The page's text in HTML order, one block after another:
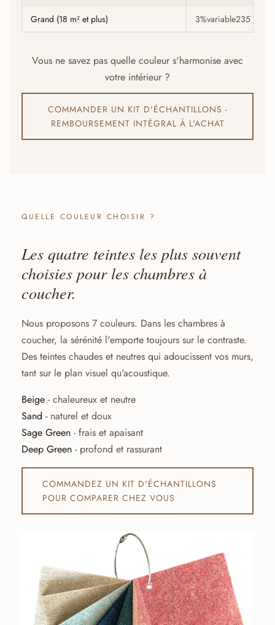
Grand (18 m² et plus) 3%variable235
Vous ne savez pas quelle couleur s'harmonise avec
votre intérieur ?
COMMANDER UN KIT D'ÉCHANTILLONS -
REMBOURSEMENT INTÉGRAL À L'ACHAT
QUELLE COULEUR CHOISIR ?
Les quatre teintes les plus souvent
choisies pour les chambres à
coucher.
Nous proposons 7 couleurs. Dans les chambres à
coucher, la sérénité l'emporte toujours sur le contraste.
Des teintes chaudes et neutres qui adoucissent vos murs,
tant sur le plan visuel qu'acoustique.
Beige - chaleureux et neutre
Sand - naturel et doux
Sage Green - frais et apaisant
Deep Green - profond et rassurant
COMMANDEZ UN KIT D'ÉCHANTILLONS
POUR COMPARER CHEZ VOUS